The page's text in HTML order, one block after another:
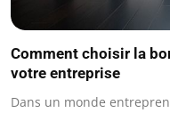
Comment choisir la
votre entreprise
Dans un monde